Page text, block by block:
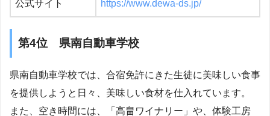
公式サイト https://www.dewa-ds.jp/
第4位 県南自動車学校
県南自動車学校では、合宿免許にきた生徒に美味しい食事
を提供しようと日々、美味しい食材を仕入れています。
また、空き時間には、「高畠ワイナリー」や、体験工房